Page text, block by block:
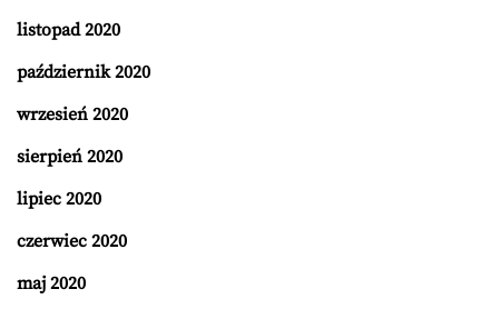
listopad 2020
październik 2020
wrzesień 2020
sierpień 2020
lipiec 2020
czerwiec 2020
maj 2020